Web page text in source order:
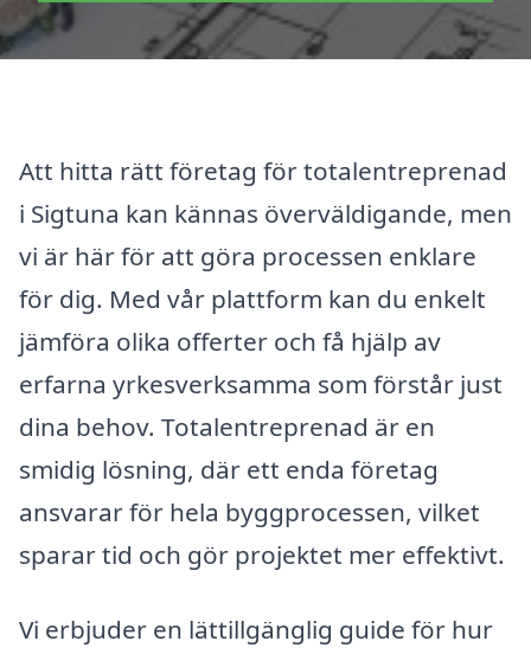
Att hitta rätt företag för totalentreprenad
i Sigtuna kan kännas överväldigande, men
vi är här för att göra processen enklare
för dig. Med vår plattform kan du enkelt
jämföra olika offerter och få hjälp av
erfarna yrkesverksamma som förstår just
dina behov. Totalentreprenad är en
smidig lösning, där ett enda företag
ansvarar för hela byggprocessen, vilket
sparar tid och gör projektet mer effektivt.
Vi erbjuder en lättillgänglig guide för hur